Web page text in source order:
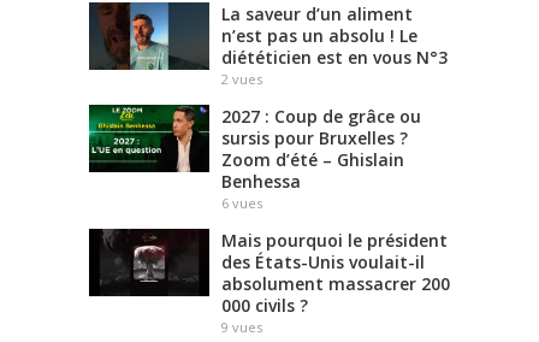
La saveur d’un aliment
n’est pas un absolu ! Le
diététicien est en vous N°3
2 vues
2027 : Coup de grâce ou
sursis pour Bruxelles ?
Zoom d’été – Ghislain
Benhessa
6 vues
Mais pourquoi le président
des États-Unis voulait-il
absolument massacrer 200
000 civils ?
9 vues